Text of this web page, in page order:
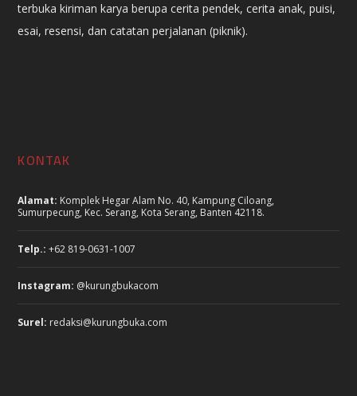
terbuka kiriman karya berupa cerita pendek, cerita anak, puisi,
esai, resensi, dan catatan perjalanan (piknik).
KONTAK
Alamat: Komplek Hegar Alam No. 40, Kampung Ciloang,
Sumurpecung, Kec. Serang, Kota Serang, Banten 42118.
Telp.: +62 819-0631-1007
Instagram: @kurungbukacom
Surel: redaksi@kurungbuka.com